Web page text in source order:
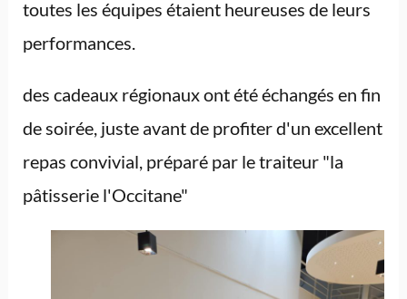
toutes les équipes étaient heureuses de leurs
performances.
des cadeaux régionaux ont été échangés en fin
de soirée, juste avant de profiter d'un excellent
repas convivial, préparé par le traiteur "la
pâtisserie l'Occitane"